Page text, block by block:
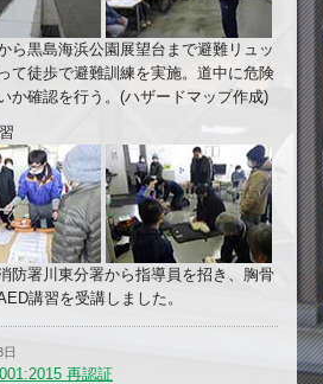
ら黒島海浜公園展望台まで避難リュッ
て徒歩で避難訓練を実施。道中に危険
か確認を行う。(ハザードマップ作成)
防署川東分署から指導員を招き、胸骨
講習を受講しました。
再認証